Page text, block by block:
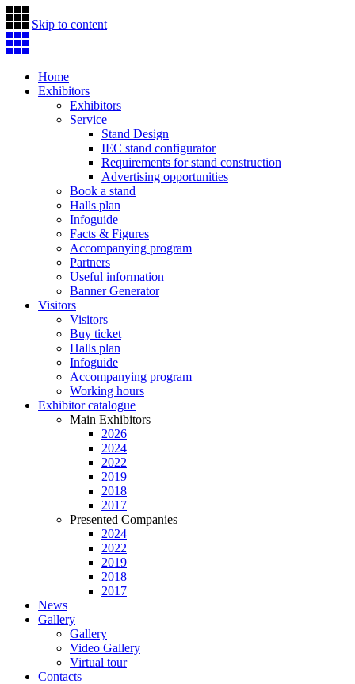
Skip to content
Home
Exhibitors
Exhibitors
Service
Stand Design
IEC stand configurator
Requirements for stand construction
Advertising opportunities
Book a stand
Halls plan
Infoguide
Facts & Figures
Accompanying program
Partners
Useful information
Banner Generator
Visitors
Visitors
Buy ticket
Halls plan
Infoguide
Accompanying program
Working hours
Exhibitor catalogue
Main Exhibitors
2026
2024
2022
2019
2018
2017
Presented Companies
2024
2022
2019
2018
2017
News
Gallery
Gallery
Video Gallery
Virtual tour
Contacts